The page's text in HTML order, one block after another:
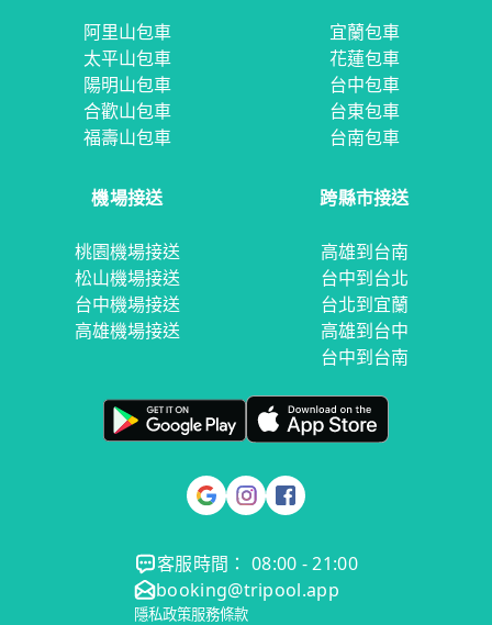
阿里山包車
太平山包車
陽明山包車
合歡山包車
福壽山包車
宜蘭包車
花蓮包車
台中包車
台東包車
台南包車
機場接送
桃園機場接送
松山機場接送
台中機場接送
高雄機場接送
跨縣市接送
高雄到台南
台中到台北
台北到宜蘭
高雄到台中
台中到台南
客服時間： 08:00 - 21:00
booking@tripool.app
隱私政策服務條款